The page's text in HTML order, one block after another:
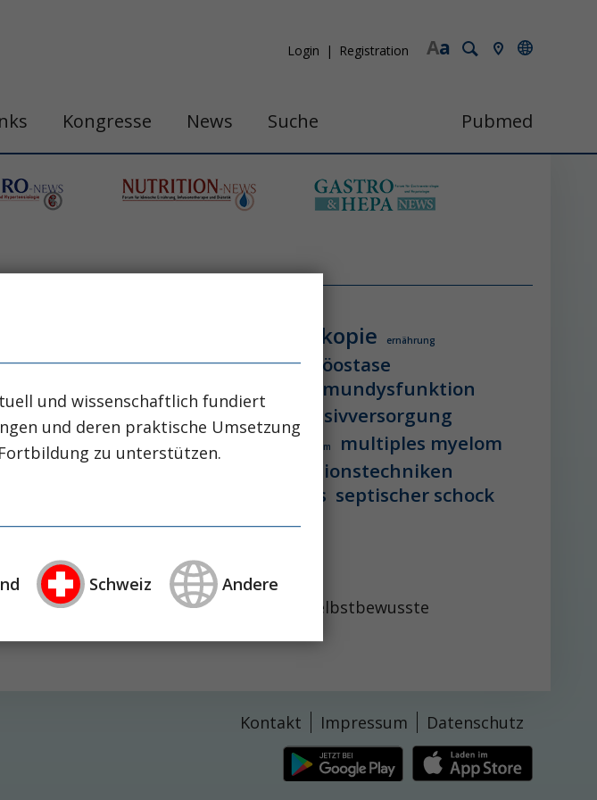
a
A
Login Registration
Kongresse News Suche Pubmed
endoskopie ernährung
hepatologie hitzschlag homöostase
optimierung
immundysfunktion
intensivstation
intensivversorgung
masld metabolische lebererkrankung mikrobiom
multiples myelom
peg-implantationstechniken
sepsis septischer schock
in China und Indien eine zunehmend selbstbewusste
Kontakt Impressum Datenschutz
und wissenschaftlich fundiert
und deren praktische Umsetzung
zu unterstützen.
Schweiz Andere